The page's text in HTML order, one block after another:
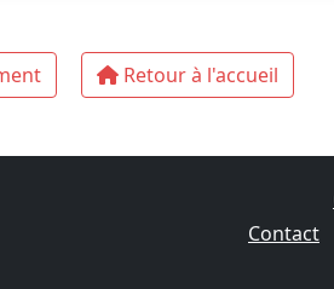
Retour à l'accueil
Contact